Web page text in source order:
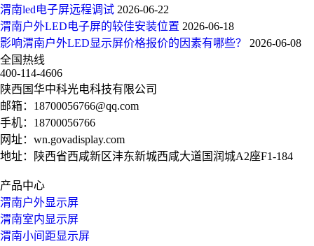
渭南led电子屏远程调试 2026-06-22
渭南户外LED电子屏的较佳安装位置 2026-06-18
影响渭南户外LED显示屏价格报价的因素有哪些？ 2026-06-08
全国热线
400-114-4606
陕西国华中科光电科技有限公司
邮箱： 18700056766@qq.com
手机： 18700056766
网址： wn.govadisplay.com
地址：陕西省西咸新区沣东新城西咸大道国润城A2座F1-184
产品中心
渭南户外显示屏
渭南室内显示屏
渭南小间距显示屏